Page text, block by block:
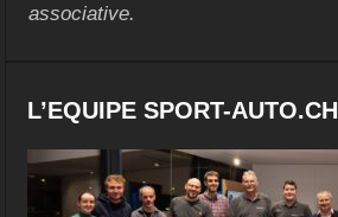
associative.
L’EQUIPE SPORT-AUTO.CH